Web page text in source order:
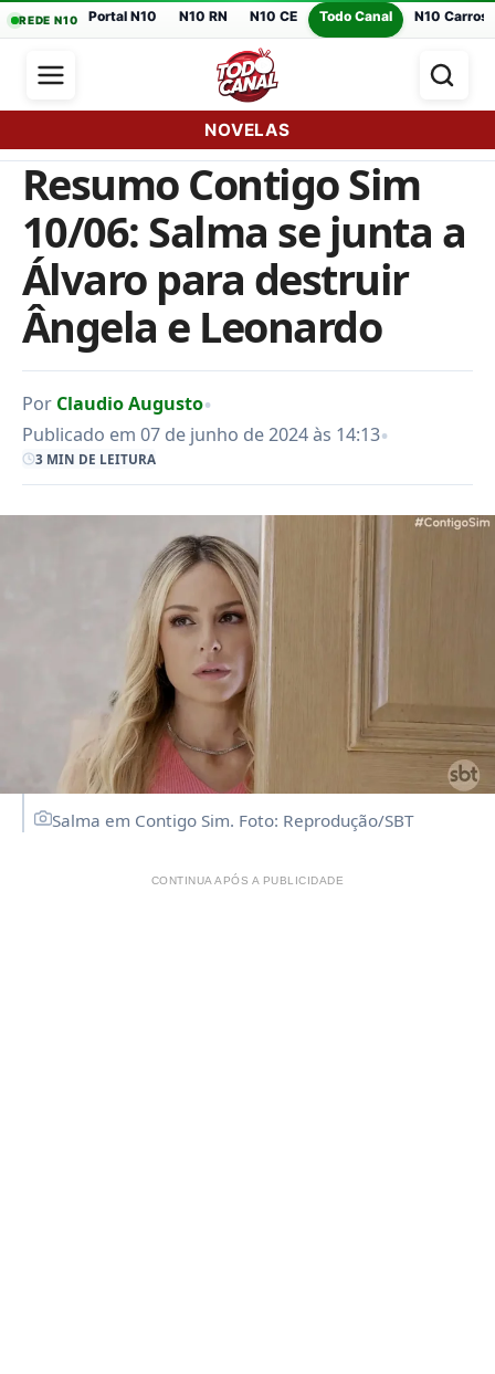
REDE N10 Portal N10 N10 RN N10 CE Todo Canal N10 Carros
NOVELAS
Resumo Contigo Sim
10/06: Salma se junta a
Álvaro para destruir
Ângela e Leonardo
Por Claudio Augusto•
Publicado em 07 de junho de 2024 às 14:13•
3 MIN DE LEITURA
Salma em Contigo Sim. Foto: Reprodução/SBT
CONTINUA APÓS A PUBLICIDADE